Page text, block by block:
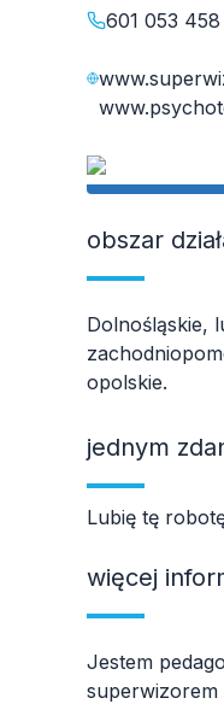
601 053 458
obszar
Dolnośląskie,
opolskie.
jednym
Lubię tę
więcej
Jestem
superwizorem